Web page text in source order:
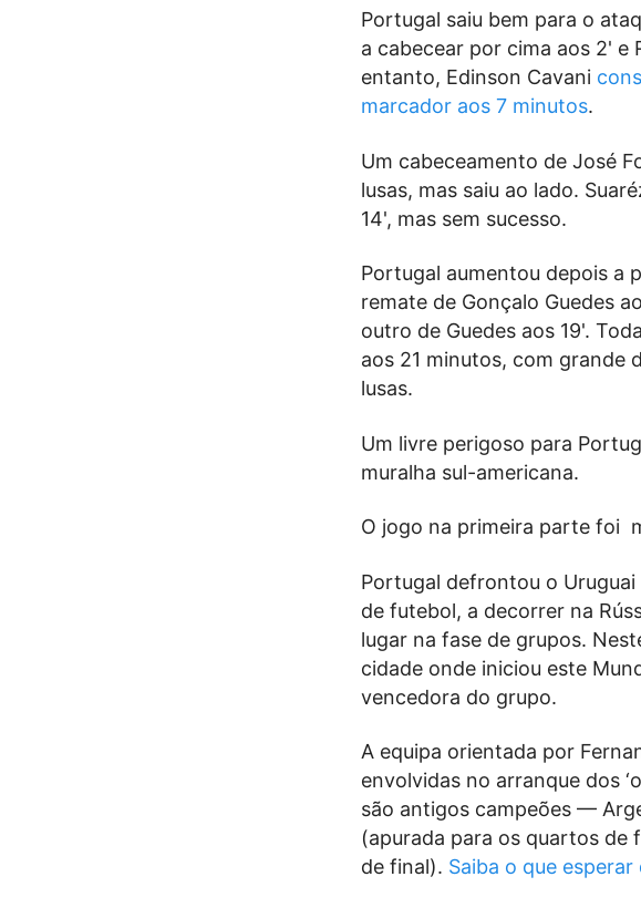
Portugal saiu bem para o
a cabecear por cima aos 2' e
entanto, Edinson Cavani
marcador aos 7 minutos.
Um cabeceamento de José
lusas, mas saiu ao lado.
14', mas sem sucesso.
Portugal aumentou depois a
remate de Gonçalo Guedes
outro de Guedes aos 19'.
aos 21 minutos, com grande
lusas.
Um livre perigoso para
muralha sul-americana.
O jogo na primeira parte foi
Portugal defrontou o
de futebol, a decorrer na
lugar na fase de grupos.
cidade onde iniciou este
vencedora do grupo.
A equipa orientada por
envolvidas no arranque dos
são antigos campeões —
(apurada para os quartos de
de final). Saiba o que